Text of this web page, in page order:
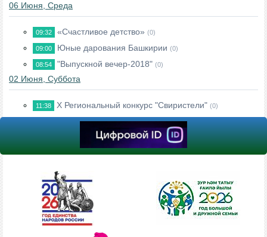
06 Июня, Среда
09:32 «Счастливое детство» (0)
09:00 Юные дарования Башкирии (0)
08:54 "Выпускной вечер-2018" (0)
02 Июня, Суббота
11:38 Х Региональный конкурс "Свиристели" (0)